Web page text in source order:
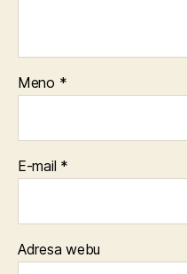
Meno *
E-mail *
Adresa webu